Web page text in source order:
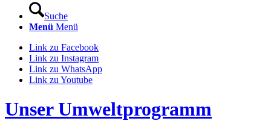
Suche
Menü Menü
Link zu Facebook
Link zu Instagram
Link zu WhatsApp
Link zu Youtube
Unser Umweltprogramm